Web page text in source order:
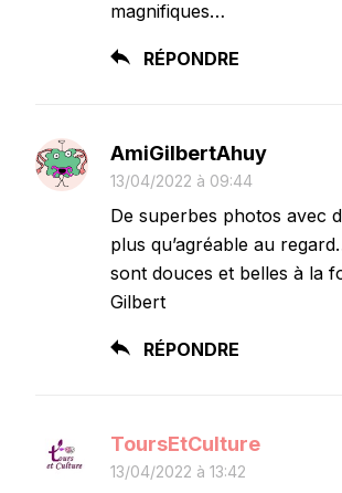
magnifiques…
RÉPONDRE
AmiGilbertAhuy
13/04/2022 à 09:44
De superbes photos avec
plus qu’agréable au
sont douces et belles à la
Gilbert
RÉPONDRE
ToursEtCulture
13/04/2022 à 13:42